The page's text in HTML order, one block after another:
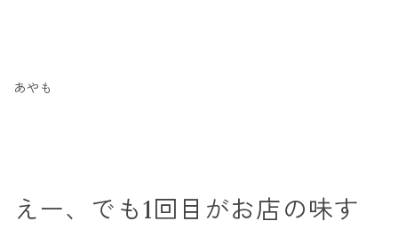
あやも
えー、でも1回目がお店の味す